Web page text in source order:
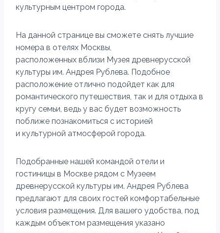
культурным центром города.
На данной странице вы сможете снять лучшие
номера в отелях Москвы,
расположенных вблизи Музея древнерусской
культуры им. Андрея Рублева. Подобное
расположение отлично подойдет как для
романтического путешествия, так и для отдыха в
кругу семьи, ведь у вас будет возможность
поближе познакомиться с историей
и культурной атмосферой города.
Подобранные нашей командой отели и
гостиницы в Москве рядом с Музеем
древнерусской культуры им. Андрея Рублева
предлагают для своих гостей комфортабельные
условия размещения. Для вашего удобства, под
каждым объектом размещения указано